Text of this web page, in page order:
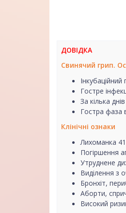
ДОВІДКА
Свинячий грип.
Інкубаційний
Гостре
За кілька
Гостра фаза
Клінічні ознаки
Лихоманка
Погіршення
Утруднене
Виділення з
Бронхіт,
Аборти,
Високий